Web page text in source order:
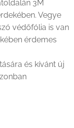
3M
Vegye
védőfólia is van
érdemes
és kívánt új